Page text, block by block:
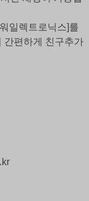
일렉트로닉스]를
간편하게 친구추가